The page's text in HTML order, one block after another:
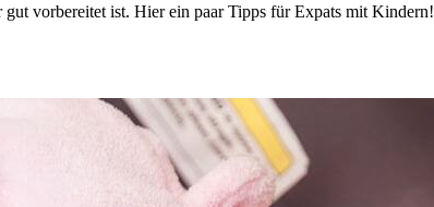
vorbereitet ist. Hier ein paar Tipps für Expats mit Kindern!